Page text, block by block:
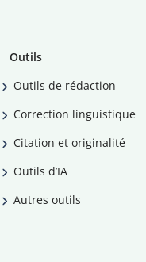
Outils
Outils de rédaction
Correction linguistique
Citation et originalité
Outils d’IA
Autres outils